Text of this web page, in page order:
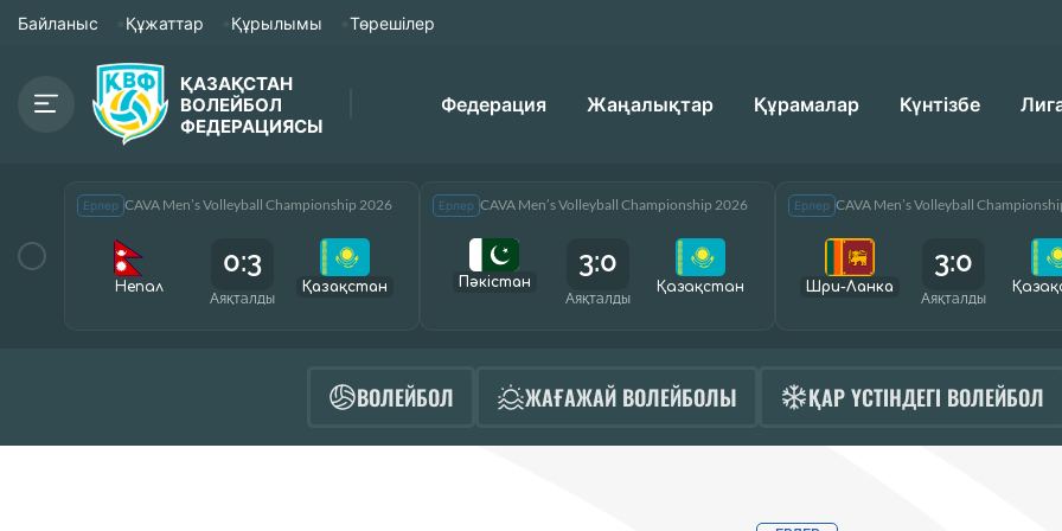
Байланыс Құжаттар Құрылымы Төрешілер
ҚАЗАҚСТАН
ВОЛЕЙБОЛ
ФЕДЕРАЦИЯСЫ
Федерация Жаңалықтар Құрамалар Күнтізбе
Ерлер CAVA Men’s Volleyball Championship 2026
Непал
0:3
Аяқталды
Қазақcтан
Ерлер CAVA Men’s Volleyball Championship 2026
Пәкістан
3:0
Аяқталды
Қазақcтан
Ерлер CAVA Men’s Volleyball
Шри-Ланка
3:0
Аяқталды
ВОЛЕЙБОЛ ЖАҒАЖАЙ ВОЛЕЙБОЛЫ ҚАР ҮСТІНДЕГІ ВОЛЕЙБОЛ